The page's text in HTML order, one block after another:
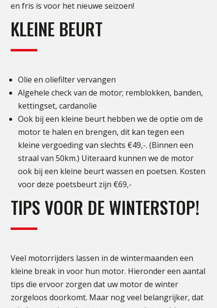
en fris is voor het nieuwe seizoen!
KLEINE BEURT
Olie en oliefilter vervangen
Algehele check van de motor; remblokken, banden,
kettingset, cardanolie
Ook bij een kleine beurt hebben we de optie om de
motor te halen en brengen, dit kan tegen een
kleine vergoeding van slechts €49,-. (Binnen een
straal van 50km.) Uiteraard kunnen we de motor
ook bij een kleine beurt wassen en poetsen. Kosten
voor deze poetsbeurt zijn €69,-
TIPS VOOR DE WINTERSTOP!
Veel motorrijders lassen in de wintermaanden een
kleine break in voor hun motor. Hieronder een aantal
tips die ervoor zorgen dat uw motor de winter
zorgeloos doorkomt. Maar nog veel belangrijker, dat